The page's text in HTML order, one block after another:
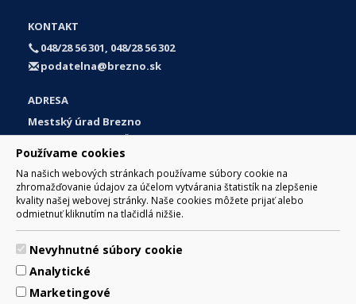
Používame cookies
Na našich webových stránkach používame súbory cookie na
zhromažďovanie údajov za účelom vytvárania štatistík na zlepšenie
kvality našej webovej stránky. Naše cookies môžete prijať alebo
odmietnuť kliknutím na tlačidlá nižšie.
Nevyhnutné súbory cookie
Analytické
Marketingové
KONTAKT
048/28 56 301, 048/28 56 302
podatelna@brezno.sk
ADRESA
Mestský úrad Brezno
Námestie gen. M. R. Štefánika 1
977 01 Brezno
Slovakia (Slovak Republic)
© 2017 Mesto Brezno, Námestie gen. M. R. Štefánika 1, Brezno
977 01 Tel.: 048/28 56 301, 048/28 56 302 Email:
Za obsah zodpovedá Mesto Brezno. Technický prevádzkovateľ: